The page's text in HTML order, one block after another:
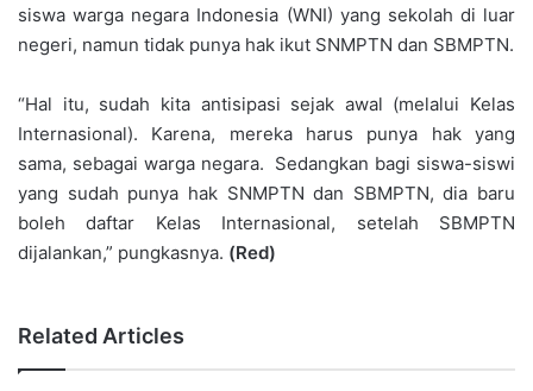
siswa warga negara Indonesia (WNI) yang sekolah di luar
negeri, namun tidak punya hak ikut SNMPTN dan SBMPTN.
“Hal itu, sudah kita antisipasi sejak awal (melalui Kelas
Internasional). Karena, mereka harus punya hak yang
sama, sebagai warga negara. Sedangkan bagi siswa-siswi
yang sudah punya hak SNMPTN dan SBMPTN, dia baru
boleh daftar Kelas Internasional, setelah SBMPTN
dijalankan,” pungkasnya. (Red)
Related Articles